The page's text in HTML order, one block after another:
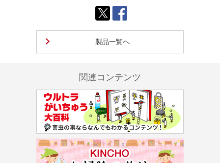
製品一覧へ
関連コンテンツ